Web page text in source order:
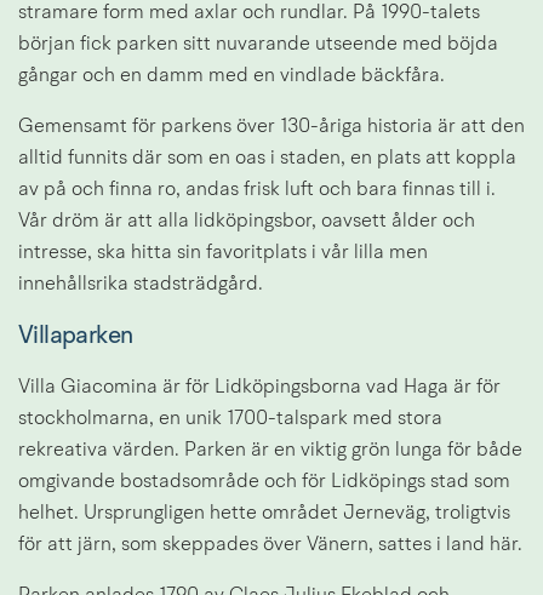
stramare form med axlar och rundlar. På 1990-talets
början fick parken sitt nuvarande utseende med böjda
gångar och en damm med en vindlade bäckfåra.
Gemensamt för parkens över 130-åriga historia är att den
alltid funnits där som en oas i staden, en plats att koppla
av på och finna ro, andas frisk luft och bara finnas till i.
Vår dröm är att alla lidköpingsbor, oavsett ålder och
intresse, ska hitta sin favoritplats i vår lilla men
innehållsrika stadsträdgård.
Villaparken
Villa Giacomina är för Lidköpingsborna vad Haga är för
stockholmarna, en unik 1700-talspark med stora
rekreativa värden. Parken är en viktig grön lunga för både
omgivande bostadsområde och för Lidköpings stad som
helhet. Ursprungligen hette området Jerneväg, troligtvis
för att järn, som skeppades över Vänern, sattes i land här.